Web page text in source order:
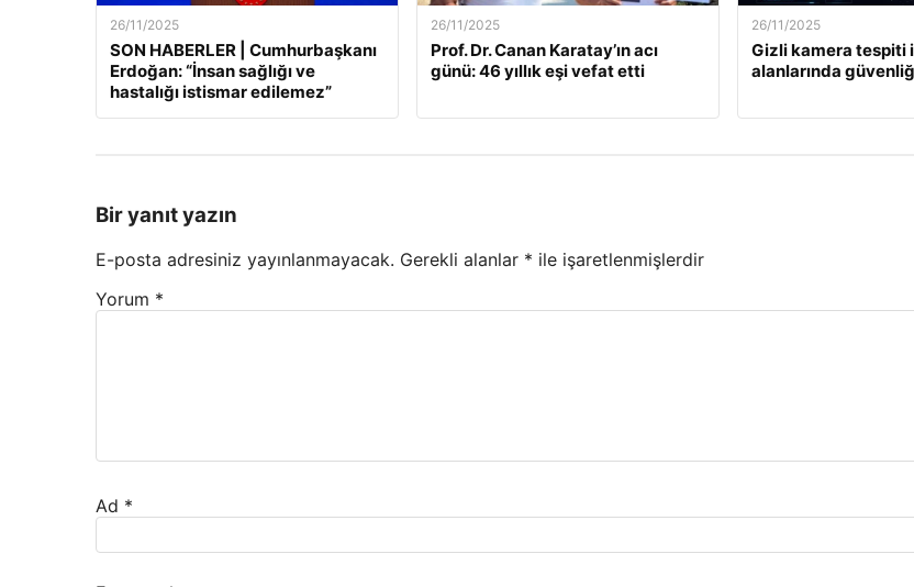
26/11/2025
SON HABERLER | Cumhurbaşkanı
Erdoğan: “İnsan sağlığı ve
hastalığı istismar edilemez”
26/11/2025
Prof. Dr. Canan Karatay’ın acı
günü: 46 yıllık eşi vefat etti
26/11/2025
Gizli kamera tespiti
alanlarında
Bir yanıt yazın
E-posta adresiniz yayınlanmayacak. Gerekli alanlar * ile işaretlenmişlerdir
Yorum *
Ad *